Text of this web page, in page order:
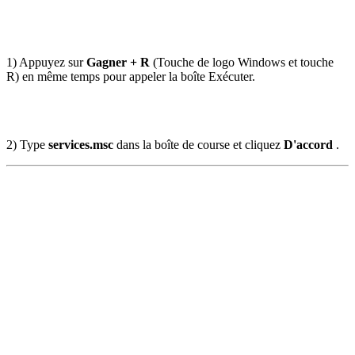
1) Appuyez sur Gagner + R (Touche de logo Windows et touche
R) en même temps pour appeler la boîte Exécuter.
2) Type services.msc dans la boîte de course et cliquez D'accord .